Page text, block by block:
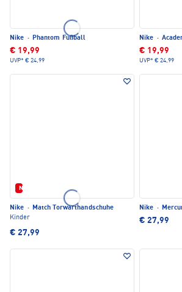
Nike · Phantom Fußball
€ 19,99
UVP* € 24,99
Nike ·
€ 19,99
UVP* € 24,99
Neu
Nike · Match Torwarthandschuhe
Kinder
€ 27,99
Nike ·
€ 27,99